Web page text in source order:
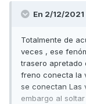
En 2/12/
Totalmente de
veces , ese
trasero apretado
freno conecta la
se conectan Las
embargo al